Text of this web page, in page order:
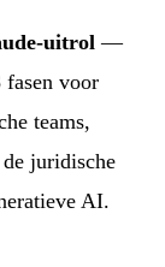
uitrol —
voor
teams,
juridische
AI.